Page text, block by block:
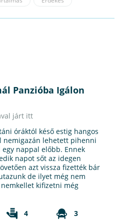
Panzióba Igálon
járt itt
óráktól késő estig hangos
nemigazán lehetett pihenni
nappal előbb. Ennek
napot sőt az idegen
azt vissza fizették bár
de ilyet még nem
kifizetni még
4
3